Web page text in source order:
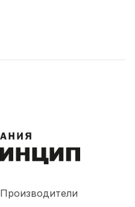
Производители